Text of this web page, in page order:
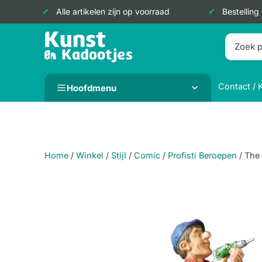
Alle artikelen zijn op voorraad
Doorgaan
Hoofdmenu Contact /
Home / Winkel / Stijl / Comic / Profisti Beroepen / The